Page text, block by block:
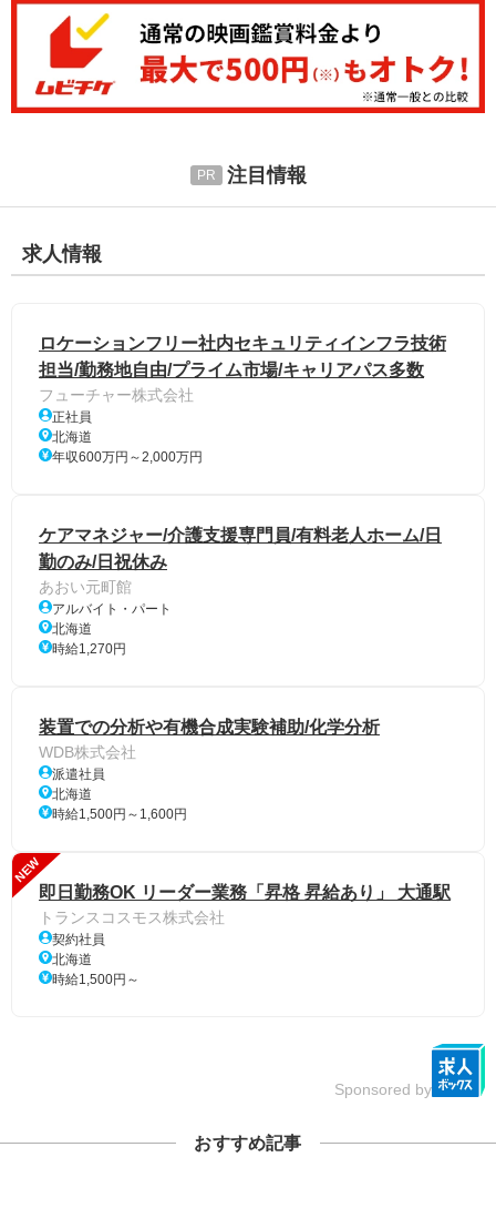
注目情報
求人情報
ロケーションフリー社内セキュリティインフラ技術
担当/勤務地自由/プライム市場/キャリアパス多数
フューチャー株式会社
正社員
北海道
年収600万円～2,000万円
ケアマネジャー/介護支援専門員/有料老人ホーム/日
勤のみ/日祝休み
あおい元町館
アルバイト・パート
北海道
時給1,270円
装置での分析や有機合成実験補助/化学分析
WDB株式会社
派遣社員
北海道
時給1,500円～1,600円
NEW
即日勤務OK リーダー業務「昇格 昇給あり」 大通駅
トランスコスモス株式会社
契約社員
北海道
時給1,500円～
Sponsored by
おすすめ記事